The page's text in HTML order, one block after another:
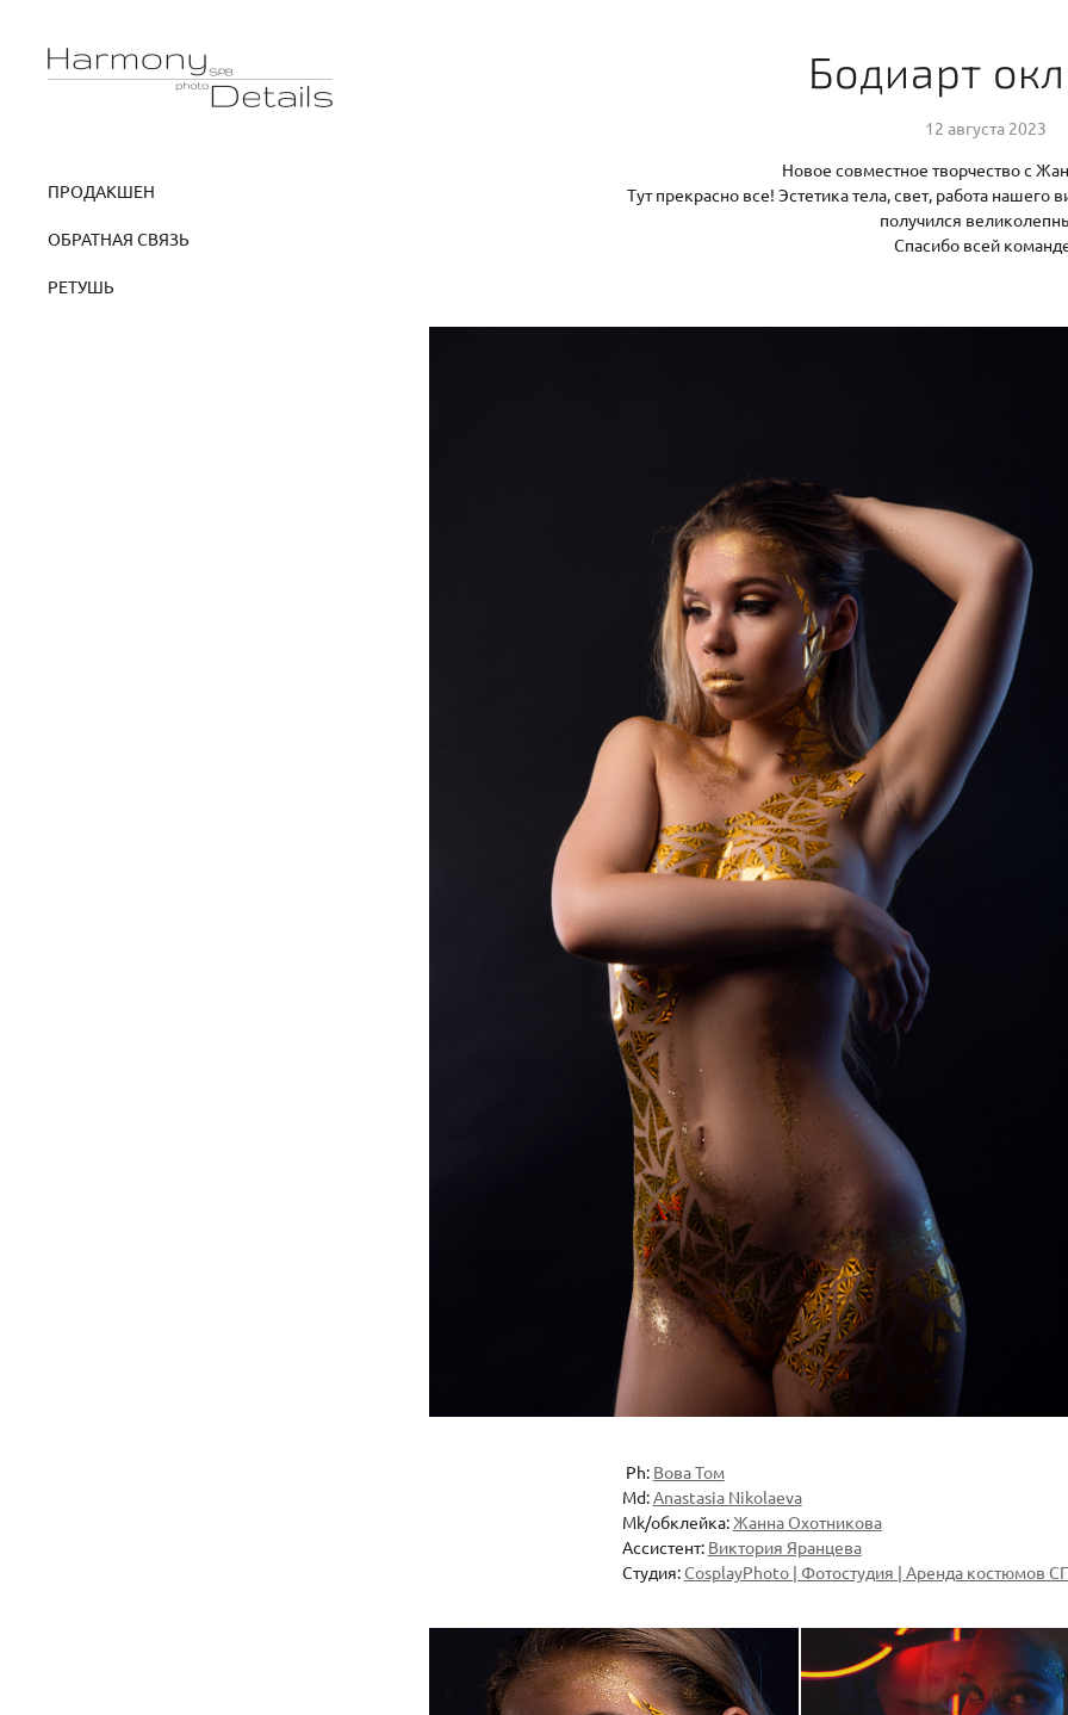
ПРОДАКШЕН
ОБРАТНАЯ СВЯЗЬ
РЕТУШЬ
Бодиарт
12 августа 2023
Новое совместное творчество с
Тут прекрасно все! Эстетика тела, свет, работа нашего
получился
Спасибо всей
Ph: Вова Том
Md:Anastasia Nikolaeva
Mk/обклейка: Жанна Охотникова
Ассистент: Виктория Яранцева
Студия:CosplayPhoto | Фотостудия | Аренда костюмов